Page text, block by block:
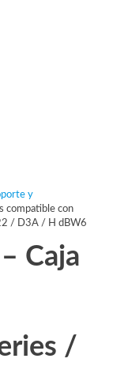
y
compatible con
/ D3A / H dBW6
Caja
/